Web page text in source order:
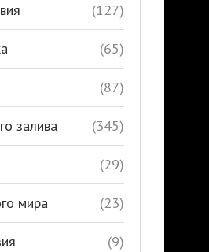
(127)
(65)
(87)
залива (345)
(29)
мира (23)
(9)